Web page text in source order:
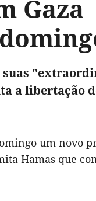
Gaza
suas
a libertação
um novo
Hamas que